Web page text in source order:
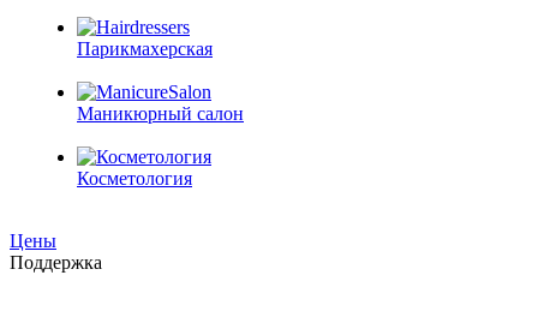
Парикмахерская
Маникюрный салон
Косметология
Цены
Поддержка